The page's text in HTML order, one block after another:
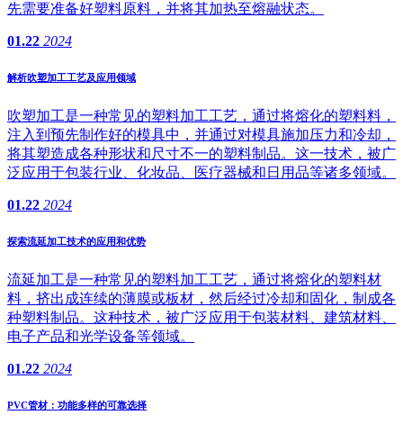
先需要准备好塑料原料，并将其加热至熔融状态。
01.22 2024
解析吹塑加工工艺及应用领域
吹塑加工是一种常见的塑料加工工艺，通过将熔化的塑料料，
注入到预先制作好的模具中，并通过对模具施加压力和冷却，
将其塑造成各种形状和尺寸不一的塑料制品。这一技术，被广
泛应用于包装行业、化妆品、医疗器械和日用品等诸多领域。
01.22 2024
探索流延加工技术的应用和优势
流延加工是一种常见的塑料加工工艺，通过将熔化的塑料材
料，挤出成连续的薄膜或板材，然后经过冷却和固化，制成各
种塑料制品。这种技术，被广泛应用于包装材料、建筑材料、
电子产品和光学设备等领域。
01.22 2024
PVC管材：功能多样的可靠选择